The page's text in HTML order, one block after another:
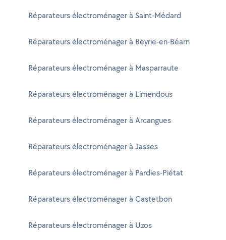
Réparateurs électroménager à Saint-Médard
Réparateurs électroménager à Beyrie-en-Béarn
Réparateurs électroménager à Masparraute
Réparateurs électroménager à Limendous
Réparateurs électroménager à Arcangues
Réparateurs électroménager à Jasses
Réparateurs électroménager à Pardies-Piétat
Réparateurs électroménager à Castetbon
Réparateurs électroménager à Uzos